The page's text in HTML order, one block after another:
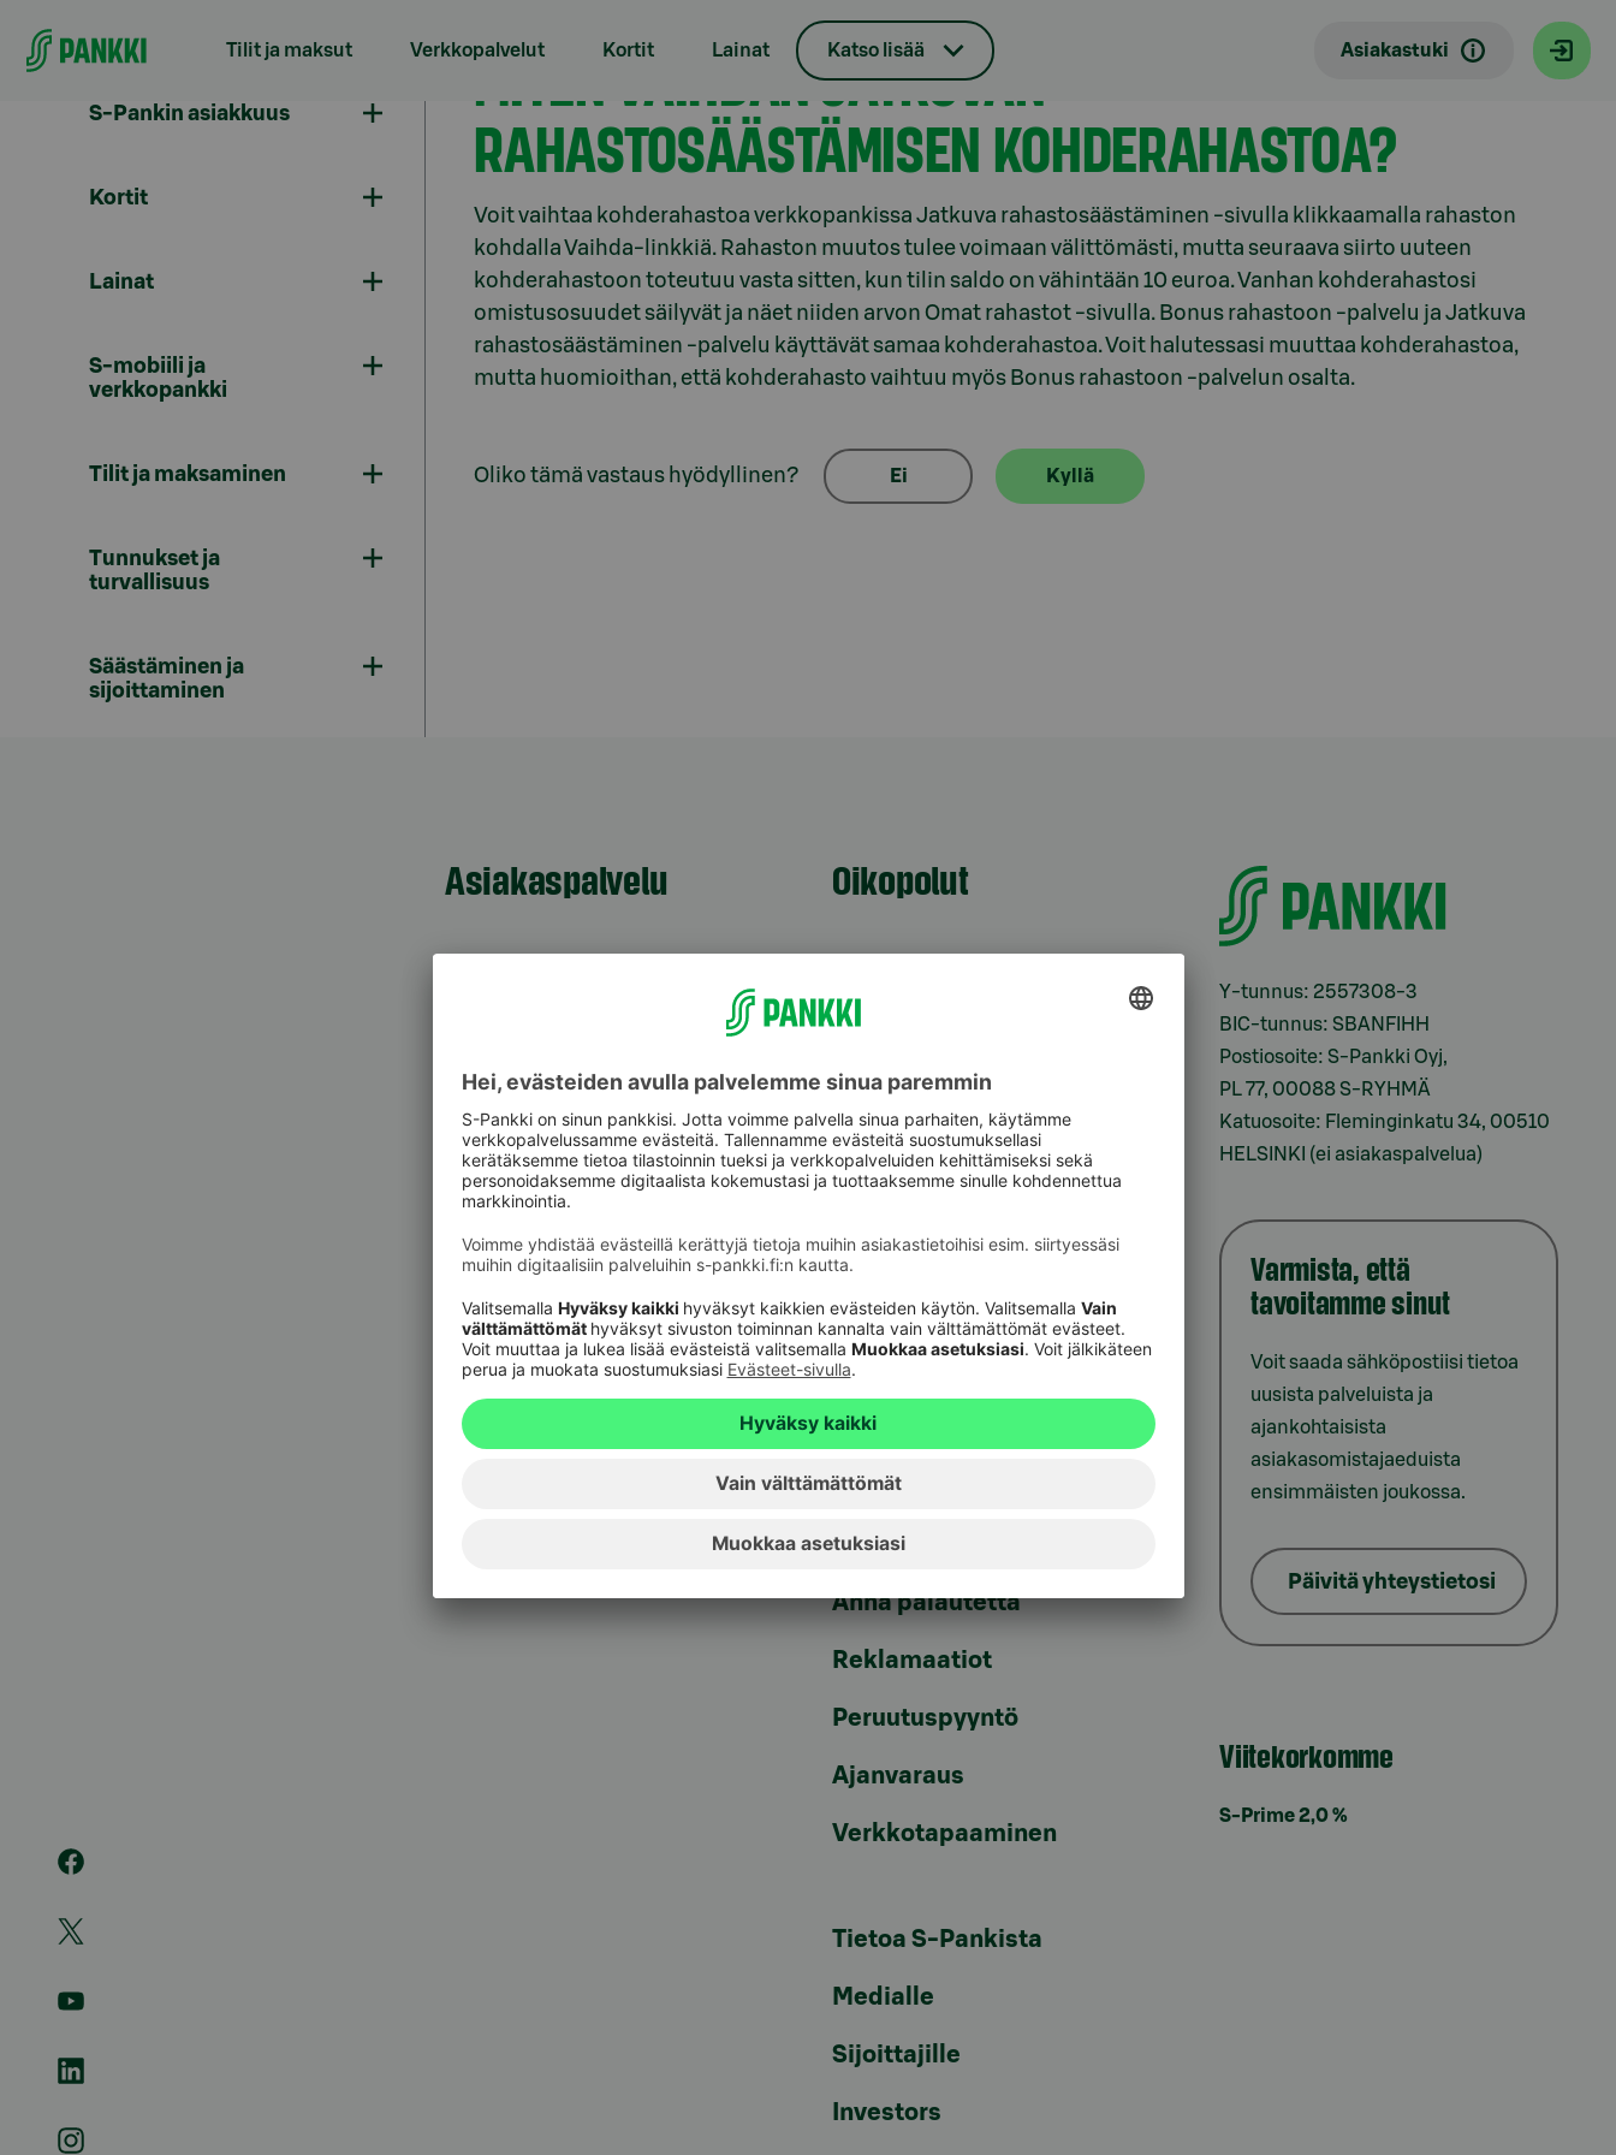
Tilit ja maksut Verkkopalvelut Kortit Lainat Katso lisää Asiakastuki
S-Pankin asiakkuus
Kortit
Lainat
S-mobiili ja
verkkopankki
Tilit ja maksaminen
Tunnukset ja
turvallisuus
Säästäminen ja
sijoittaminen
MITEN VAIHDAN JATKUVAN
RAHASTOSÄÄSTÄMISEN KOHDERAHASTOA?
Voit vaihtaa kohderahastoa verkkopankissa Jatkuva rahastosäästäminen -sivulla klikkaamalla rahaston
kohdalla Vaihda-linkkiä. Rahaston muutos tulee voimaan välittömästi, mutta seuraava siirto uuteen
kohderahastoon toteutuu vasta sitten, kun tilin saldo on vähintään 10 euroa. Vanhan kohderahastosi
omistusosuudet säilyvät ja näet niiden arvon Omat rahastot -sivulla. Bonus rahastoon -palvelu ja Jatkuva
rahastosäästäminen -palvelu käyttävät samaa kohderahastoa. Voit halutessasi muuttaa kohderahastoa,
mutta huomioithan, että kohderahasto vaihtuu myös Bonus rahastoon -palvelun osalta.
Oliko tämä vastaus hyödyllinen? Ei Kyllä
Asiakaspalvelu
Pankkitunnusten
sulkupalvelu 24h
09 6964 6820(pvm/mpm)
Korttien sulkupalvelu 24h
020 333
Oikopolut
Päivitä asiakastietosi
verkkopankkitunnuksesi
Tule asiakkaaksi
Usein kysyttyä
Turvallinen pankkiasiointi
Rahastojen arvot
Tiedotteet
Artikkelit
Vuokrattavat toimitilat
Anna palautetta
Reklamaatiot
Peruutuspyyntö
Ajanvaraus
Verkkotapaaminen
Tietoa S-Pankista
Medialle
Sijoittajille
Investors
Y-tunnus: 2557308-3
BIC-tunnus: SBANFIHH
Postiosoite: S-Pankki Oyj,
PL 77, 00088 S-RYHMÄ
Katuosoite: Fleminginkatu 34, 00510
HELSINKI (ei asiakaspalvelua)
Varmista, että
tavoitamme sinut
Voit saada sähköpostiisi tietoa
uusista palveluista ja
ajankohtaisista
asiakasomistajaeduista
ensimmäisten joukossa.
Päivitä yhteystietosi
Viitekorkomme
S-Prime 2,0 %